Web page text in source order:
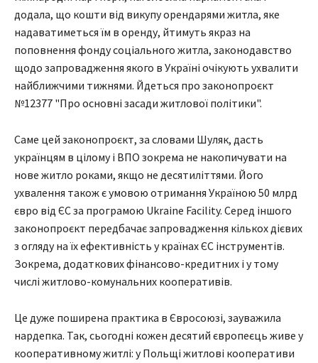
додала, що кошти від викупу орендарями житла, яке
надаватиметься їм в оренду, йтимуть якраз на
поповнення фонду соціального житла, законодавство
щодо запровадження якого в Україні очікують ухвалити
найближчими тижнями. Йдеться про законопроєкт
№12377 "Про основні засади житлової політики".
Саме цей законопроєкт, за словами Шуляк, дасть
українцям в цілому і ВПО зокрема не накопичувати на
нове житло роками, якщо не десятиліттями. Його
ухвалення також є умовою отримання Україною 50 млрд
євро від ЄС за програмою Ukraine Facility. Серед іншого
законопроєкт передбачає запровадження кількох дієвих
з огляду на їх ефективність у країнах ЄС інструментів.
Зокрема, додаткових фінансово-кредитних і у тому
числі житлово-комунальних кооперативів.
Це дуже поширена практика в Євросоюзі, зауважила
нардепка. Так, сьогодні кожен десятий європеєць живе у
кооперативному житлі: у Польщі житлові кооперативи